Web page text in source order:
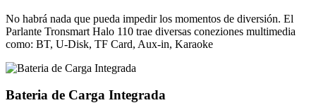
No habrá nada que pueda impedir los momentos de diversión. El
Parlante Tronsmart Halo 110 trae diversas coneziones multimedia
como: BT, U-Disk, TF Card, Aux-in, Karaoke
Bateria de Carga Integrada